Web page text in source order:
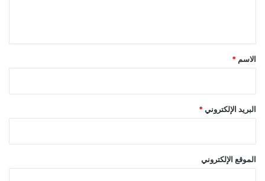
*
الاسم *
البريد الإلكتروني*
الموقع الإلكتروني